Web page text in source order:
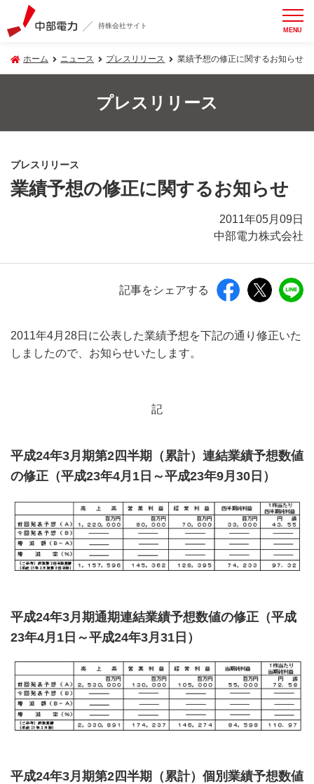
持株会社サイト MENU
ホーム ニュース プレスリリース 業績予想の修正に関するお知らせ
プレスリリース
プレスリリース
業績予想の修正に関するお知らせ
2011年05月09日
中部電力株式会社
記事をシェアする
2011年4月28日に公表した業績予想を下記の通り修正いた
しましたので、お知らせいたします。
記
平成24年3月期第2四半期（累計）連結業績予想数値
の修正（平成23年4月1日～平成23年9月30日）
平成24年3月期通期連結業績予想数値の修正（平成
23年4月1日～平成24年3月31日）
平成24年3月期第2四半期（累計）個別業績予想数値